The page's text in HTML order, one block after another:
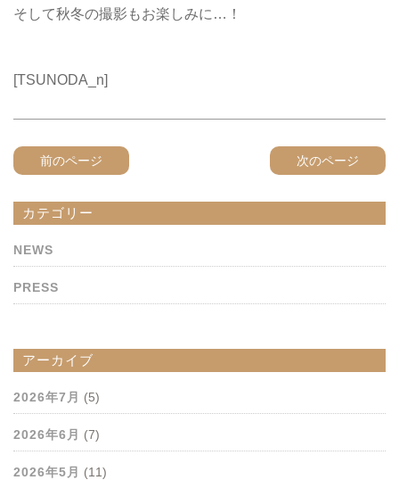
そして秋冬の撮影もお楽しみに…！
[TSUNODA_n]
前のページ 次のページ
カテゴリー
NEWS
PRESS
アーカイブ
2026年7月 (5)
2026年6月 (7)
2026年5月 (11)